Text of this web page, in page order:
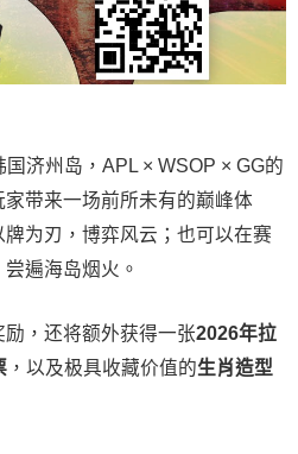
济州岛，APL × WSOP × GG的
带来一场前所未有的巅峰体
为刃，博弈风云；也可以在赛
遍海岛烟火。
，还将额外获得一张2026年拉
，以及极具收藏价值的生肖造型